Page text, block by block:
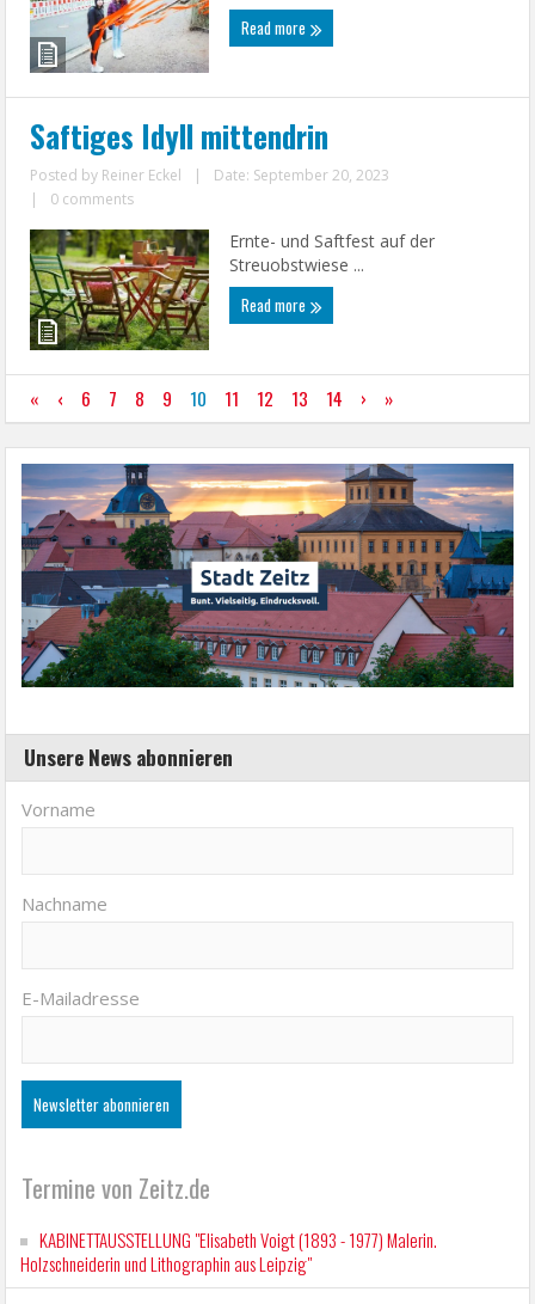
Read more
Saftiges Idyll mittendrin
Posted by Reiner Eckel |
Date: September 20, 2023
|
0 comments
Ernte- und Saftfest auf der
Streuobstwiese ...
Read more
« ‹ 6 7 8 9 10 11 12 13 14 › »
Unsere News abonnieren
Vorname
Nachname
E-Mailadresse
Termine von Zeitz.de
KABINETTAUSSTELLUNG "Elisabeth Voigt (1893 - 1977) Malerin.
Holzschneiderin und Lithographin aus Leipzig"